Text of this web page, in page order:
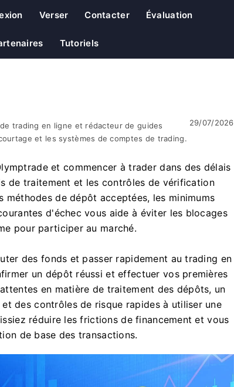
Verser Contacter Évaluation
Tutoriels
trading en ligne et rédacteur de guides
et les systèmes de comptes de trading.
29/07/2026
et commencer à trader dans des délais
de traitement et les contrôles de vérification
méthodes de dépôt acceptées, les minimums
d'échec vous aide à éviter les blocages
pour participer au marché.
des fonds et passer rapidement au trading en
un dépôt réussi et effectuer vos premières
en matière de traitement des dépôts, un
des contrôles de risque rapides à utiliser une
réduire les frictions de financement et vous
de base des transactions.